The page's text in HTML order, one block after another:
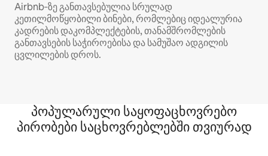
Airbnb‑ზე განთავსებულია სრულად
კეთილმოწყობილი ბინები, რომლებიც იდეალურია
კადრების დაკომპლექტების, თანამშრომლების
განთავსების საჭიროებისა და სამუშაო ადგილის
ცვლილების დროს.
პოპულარული საყოფაცხოვრებო
პირობები საცხოვრებლებში თვიურად